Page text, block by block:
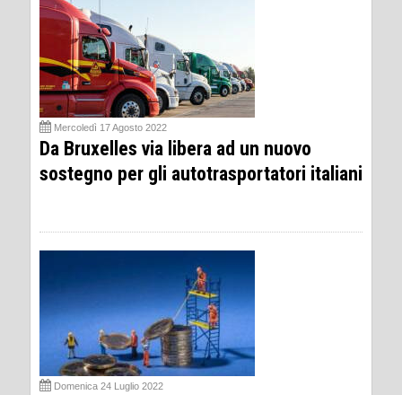
Mercoledì 17 Agosto 2022
Da Bruxelles via libera ad un nuovo
sostegno per gli autotrasportatori italiani
Domenica 24 Luglio 2022